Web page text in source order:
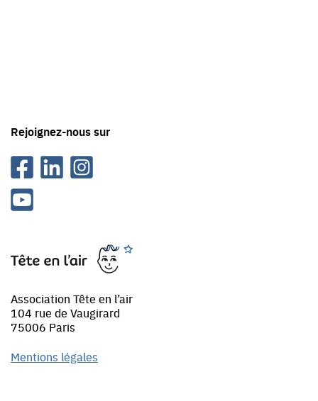
Tête
en
Association Tête en l’air
104 rue de Vaugirard
75006 Paris
Mentions légales
Rejoignez-nous sur
FacebookLinkedinInstagram
Youtube